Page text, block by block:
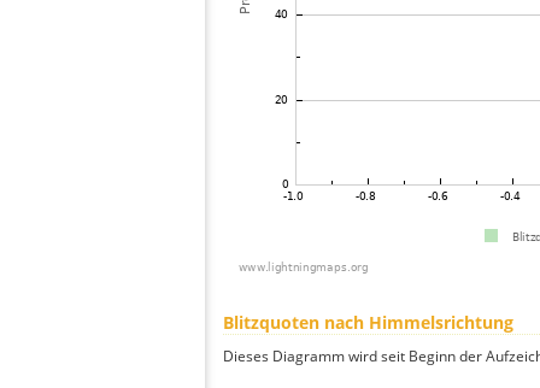
Blitzquoten nach Himmelsrichtung
Dieses Diagramm wird seit Beginn der